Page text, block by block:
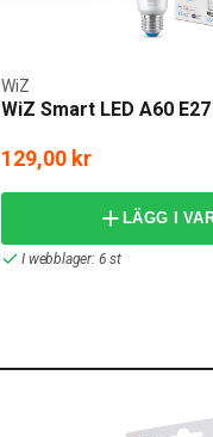
WiZ Smart LED A60
WiZ
129,00 kr
LÄGG I
I webblager: 6 st